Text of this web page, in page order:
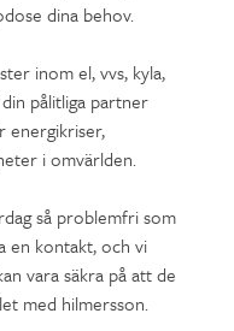
dina behov.
inom el, vvs, kyla,
pålitliga partner
energikriser,
i omvärlden.
så problemfri som
en kontakt, och vi
vara säkra på att de
med hilmersson.